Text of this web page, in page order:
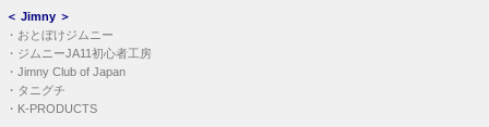
＜ Jimny ＞
・ おとぼけジムニー
・ ジムニーJA11初心者工房
・ Jimny Club of Japan
・ タニグチ
・ K-PRODUCTS